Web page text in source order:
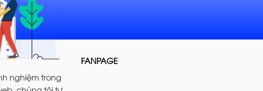
nghiệm trong
FANPAGE